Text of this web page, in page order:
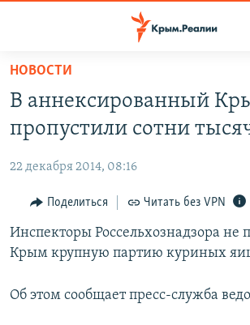
Вернуться
основному
содержанию
Вернутся
навигации
Вернутся
СПЕЦПРОЕКТЫ
КАРТА ВОЕННЫХ ОБЪЕКТОВ КРЫМА
11 ЛЕТ ОККУПАЦИИ КРЫМА. 11 ИСТОРИЙ
ВОДА
ИСТОРИЯ
ЕЩЕ
ИНТЕРАКТИВ
ИНФОГРАФИКА
ТЕЛЕПРОЕКТ КРЫМ.РЕАЛИИ
РАДІО СВОБОДА
КАК ОБОЙТИ БЛОКИРОВКУ
Українською
НОВОСТИ
В аннексированный
пропустили сотни
22 декабря 2014, 08:16
Поделиться Читать без VPN
Инспекторы Россельхознадзора не
Крым крупную партию куриных
Об этом сообщает пресс-служба